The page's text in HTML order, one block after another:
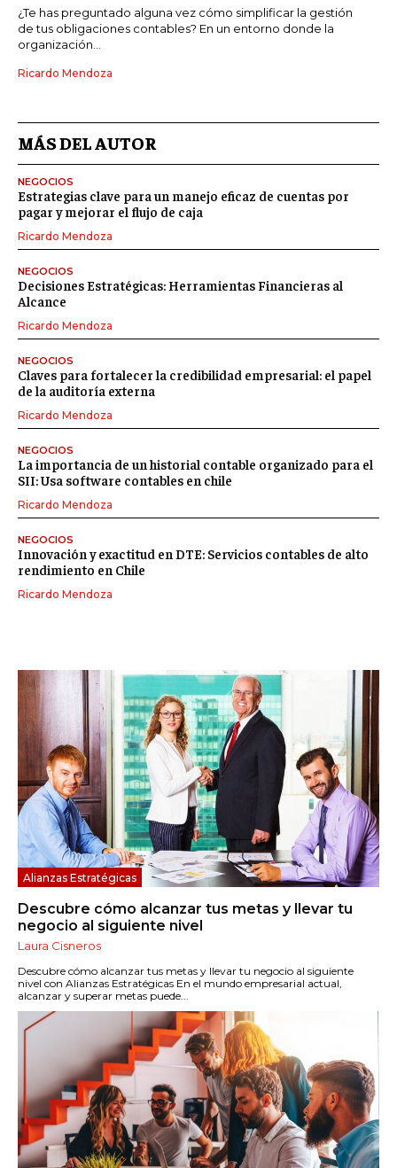
Alianzas Estratégicas
Descubre cómo alcanzar tus metas y llevar tu
negocio al siguiente nivel
Laura Cisneros
Descubre cómo alcanzar tus metas y llevar tu negocio al siguiente
nivel con Alianzas Estratégicas En el mundo empresarial actual,
alcanzar y superar metas puede...
¿Te has preguntado alguna vez cómo simplificar la gestión
de tus obligaciones contables? En un entorno donde la
organización...
Ricardo Mendoza
MÁS DEL AUTOR
NEGOCIOS
Estrategias clave para un manejo eficaz de cuentas por
pagar y mejorar el flujo de caja
Ricardo Mendoza
NEGOCIOS
Decisiones Estratégicas: Herramientas Financieras al
Alcance
Ricardo Mendoza
NEGOCIOS
Claves para fortalecer la credibilidad empresarial: el papel
de la auditoría externa
Ricardo Mendoza
NEGOCIOS
La importancia de un historial contable organizado para el
SII: Usa software contables en chile
Ricardo Mendoza
NEGOCIOS
Innovación y exactitud en DTE: Servicios contables de alto
rendimiento en Chile
Ricardo Mendoza